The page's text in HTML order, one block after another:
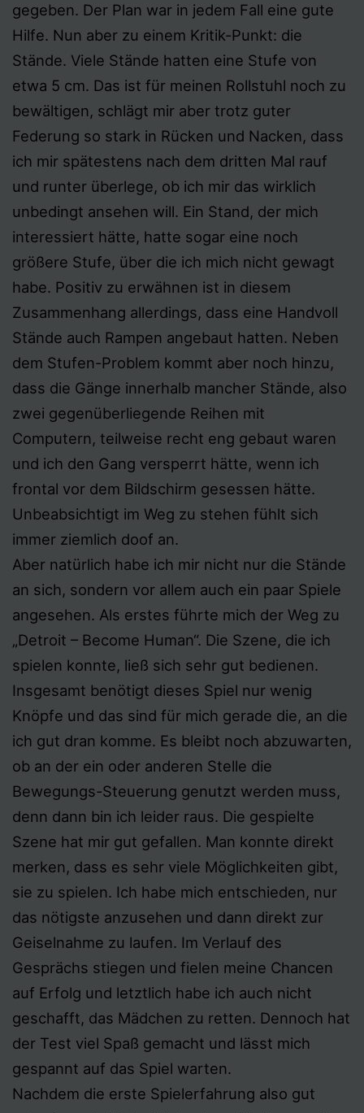
gegeben. Der Plan war in jedem Fall eine gute
Hilfe. Nun aber zu einem Kritik-Punkt: die
Stände. Viele Stände hatten eine Stufe von
etwa 5 cm. Das ist für meinen Rollstuhl noch zu
bewältigen, schlägt mir aber trotz guter
Federung so stark in Rücken und Nacken, dass
ich mir spätestens nach dem dritten Mal rauf
und runter überlege, ob ich mir das wirklich
unbedingt ansehen will. Ein Stand, der mich
interessiert hätte, hatte sogar eine noch
größere Stufe, über die ich mich nicht gewagt
habe. Positiv zu erwähnen ist in diesem
Zusammenhang allerdings, dass eine Handvoll
Stände auch Rampen angebaut hatten. Neben
dem Stufen-Problem kommt aber noch hinzu,
dass die Gänge innerhalb mancher Stände, also
zwei gegenüberliegende Reihen mit
Computern, teilweise recht eng gebaut waren
und ich den Gang versperrt hätte, wenn ich
frontal vor dem Bildschirm gesessen hätte.
Unbeabsichtigt im Weg zu stehen fühlt sich
immer ziemlich doof an.
Aber natürlich habe ich mir nicht nur die Stände
an sich, sondern vor allem auch ein paar Spiele
angesehen. Als erstes führte mich der Weg zu
„Detroit – Become Human“. Die Szene, die ich
spielen konnte, ließ sich sehr gut bedienen.
Insgesamt benötigt dieses Spiel nur wenig
Knöpfe und das sind für mich gerade die, an die
ich gut dran komme. Es bleibt noch abzuwarten,
ob an der ein oder anderen Stelle die
Bewegungs-Steuerung genutzt werden muss,
denn dann bin ich leider raus. Die gespielte
Szene hat mir gut gefallen. Man konnte direkt
merken, dass es sehr viele Möglichkeiten gibt,
sie zu spielen. Ich habe mich entschieden, nur
das nötigste anzusehen und dann direkt zur
Geiselnahme zu laufen. Im Verlauf des
Gesprächs stiegen und fielen meine Chancen
auf Erfolg und letztlich habe ich auch nicht
geschafft, das Mädchen zu retten. Dennoch hat
der Test viel Spaß gemacht und lässt mich
gespannt auf das Spiel warten.
Nachdem die erste Spielerfahrung also gut